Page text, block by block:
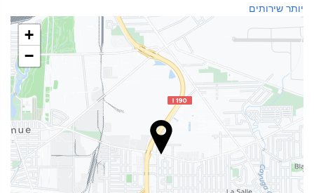
דלפק קבלה 24 שעות ביממה
חנייה
אינטרנט
אינטרנט אלחוטי חינם
יותר שירותים
+
−